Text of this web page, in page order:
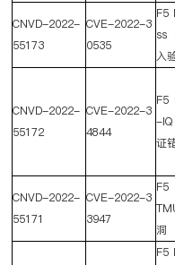
CNVD-2022-
55173
CVE-2022-3
0535
F5
ss
入
CNVD-2022-
55172
CVE-2022-3
4844
F5
-IQ
证
CNVD-2022-
55171
CVE-2022-3
3947
F5
洞
F5